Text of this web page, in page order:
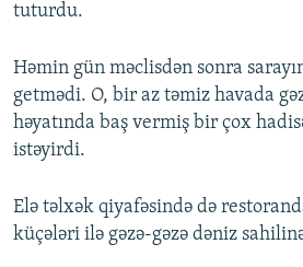
tuturdu.
Həmin gün məclisdən sonra sarayın
getmədi. O, bir az təmiz havada
həyatında baş vermiş bir çox
istəyirdi.
Elə təlxək qiyafəsində də
küçələri ilə gəzə-gəzə dəniz